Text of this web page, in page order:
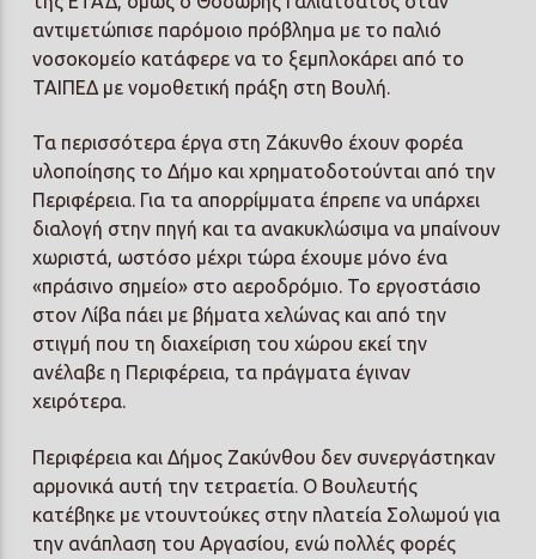
αντιμετώπισε παρόμοιο πρόβλημα με το παλιό
νοσοκομείο κατάφερε να το ξεμπλοκάρει από το
ΤΑΙΠΕΔ με νομοθετική πράξη στη Βουλή.
Τα περισσότερα έργα στη Ζάκυνθο έχουν φορέα
υλοποίησης το Δήμο και χρηματοδοτούνται από την
Περιφέρεια. Για τα απορρίμματα έπρεπε να υπάρχει
διαλογή στην πηγή και τα ανακυκλώσιμα να μπαίνουν
χωριστά, ωστόσο μέχρι τώρα έχουμε μόνο ένα
«πράσινο σημείο» στο αεροδρόμιο. Το εργοστάσιο
στον Λίβα πάει με βήματα χελώνας και από την
στιγμή που τη διαχείριση του χώρου εκεί την
ανέλαβε η Περιφέρεια, τα πράγματα έγιναν
χειρότερα.
Περιφέρεια και Δήμος Ζακύνθου δεν συνεργάστηκαν
αρμονικά αυτή την τετραετία. Ο Βουλευτής
κατέβηκε με ντουντούκες στην πλατεία Σολωμού για
την ανάπλαση του Αργασίου, ενώ πολλές φορές